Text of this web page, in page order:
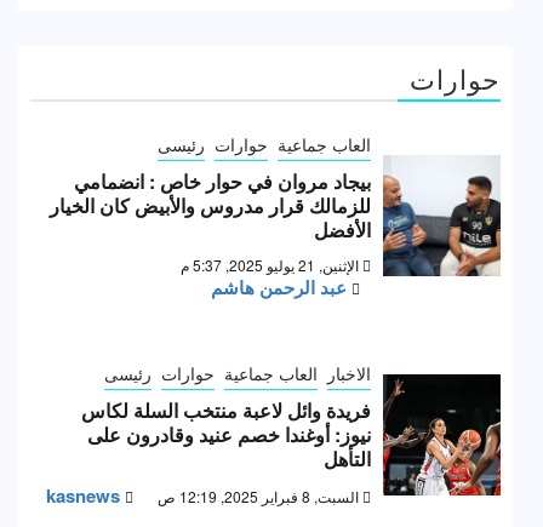
حوارات
العاب جماعية حوارات رئيسى
بيجاد مروان في حوار خاص : انضمامي
للزمالك قرار مدروس والأبيض كان الخيار
الأفضل
الإثنين, 21 يوليو 2025, 5:37 م
عبد الرحمن هاشم
الاخبار العاب جماعية حوارات رئيسى
فريدة وائل لاعبة منتخب السلة لكاس
نيوز: أوغندا خصم عنيد وقادرون على
التأهل
السبت, 8 فبراير 2025, 12:19 ص kasnews